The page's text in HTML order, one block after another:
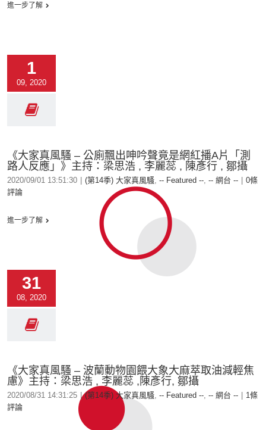
進一步了解
1
09, 2020
《大家真風騷 – 公廁飄出呻吟聲竟是網紅播A片「測
路人反應」》主持：梁思浩 , 李麗蕊 , 陳彥行 , 鄒攝
2020/09/01 13:51:30 (第14季) 大家真風騷, -- Featured --, -- 網台 --
0條
評論
進一步了解
31
08, 2020
《大家真風騷 – 波蘭動物園餵大象大麻萃取油減輕焦
慮》主持：梁思浩 , 李麗蕊 ,陳彥行, 鄒攝
2020/08/31 14:31:25 | (第14季) 大家真風騷, -- Featured --, -- 網台 --
1條
評論